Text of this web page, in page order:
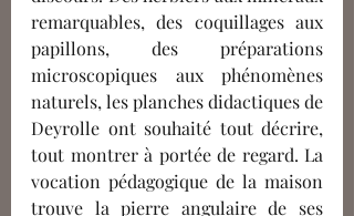
remarquables, des coquillages aux
papillons, des préparations
microscopiques aux phénomènes
naturels, les planches didactiques de
Deyrolle ont souhaité tout décrire,
tout montrer à portée de regard. La
vocation pédagogique de la maison
trouve la pierre angulaire de ses